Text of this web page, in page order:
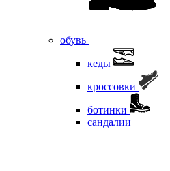
обувь
кеды
кроссовки
ботинки
сандалии